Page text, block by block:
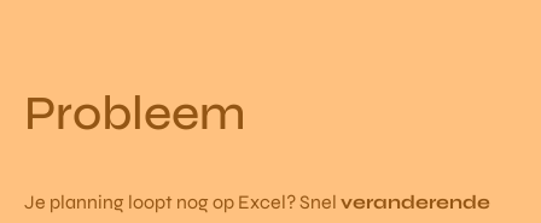
Probleem
Je planning loopt nog op Excel? Snel veranderende